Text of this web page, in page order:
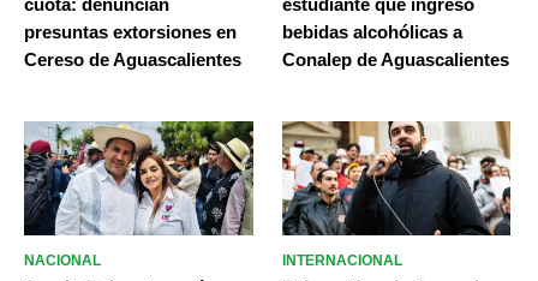
presuntas extorsiones en
Cereso de Aguascalientes
bebidas alcohólicas a
Conalep de Aguascalientes
NACIONAL INTERNACIONAL